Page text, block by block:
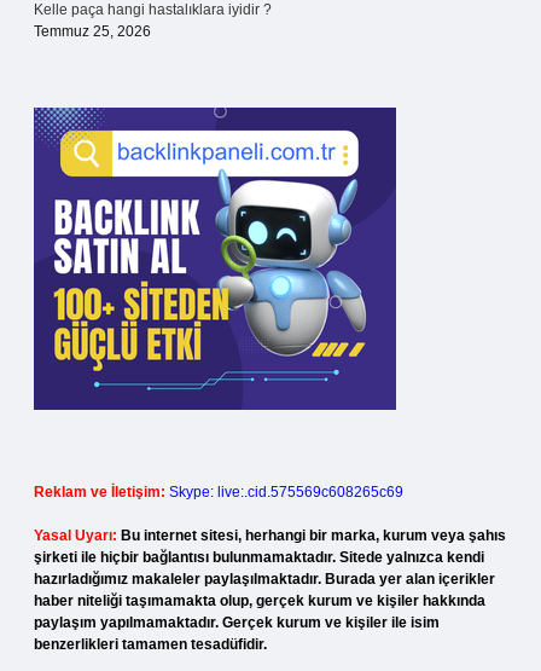
Kelle paça hangi hastalıklara iyidir ?
Temmuz 25, 2026
Reklam ve İletişim: Skype: live:.cid.575569c608265c69
Yasal Uyarı: Bu internet sitesi, herhangi bir marka, kurum veya şahıs
şirketi ile hiçbir bağlantısı bulunmamaktadır. Sitede yalnızca kendi
hazırladığımız makaleler paylaşılmaktadır. Burada yer alan içerikler
haber niteliği taşımamakta olup, gerçek kurum ve kişiler hakkında
paylaşım yapılmamaktadır. Gerçek kurum ve kişiler ile isim
benzerlikleri tamamen tesadüfidir.